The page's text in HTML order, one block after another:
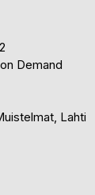
Demand
Lahti